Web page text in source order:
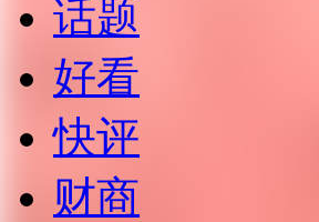
话题
好看
快评
财商